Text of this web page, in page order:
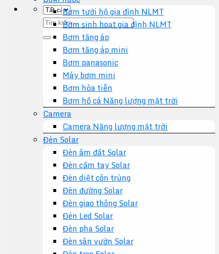
Tìm
kiếm:
Bơm tưới hộ gia đình NLMT
Bơm sinh hoạt gia đình NLMT
Bơm tăng áp
Bơm tăng áp mini
Bơm panasonic
Máy bơm mini
Bơm hỏa tiễn
Bơm hồ cá Năng lượng mặt trời
Camera
Camera Năng lượng mặt trời
Đèn Solar
Đèn âm đất Solar
Đèn cầm tay Solar
Đèn diệt côn trùng
Đèn đường Solar
Đèn giao thông Solar
Đèn Led Solar
Đèn pha Solar
Đèn sân vườn Solar